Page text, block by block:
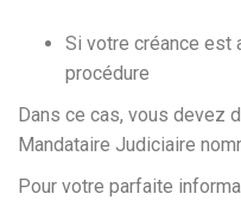
Si votre créance est
procédure
Dans ce cas, vous devez
Mandataire Judiciaire
Pour votre parfaite